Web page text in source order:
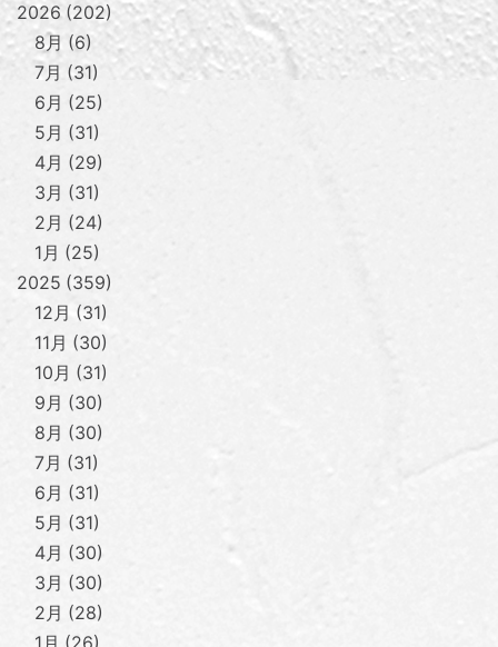
2026 202
8月
6
7月
31
6月
25
5月
31
4月
29
3月
31
2月
24
1月
25
2025 359
12月
31
11月
30
10月
31
9月
30
8月
30
7月
31
6月
31
5月
31
4月
30
3月
30
2月
28